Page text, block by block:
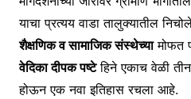
याचा प्रत्यय वाडा तालुक्यातील
शैक्षणिक व सामाजिक संस्थेच्यामोफत
वेदिका दीपक पष्टेहिने एकाच वेळी
होऊन एक नवा इतिहास रचला आहे.